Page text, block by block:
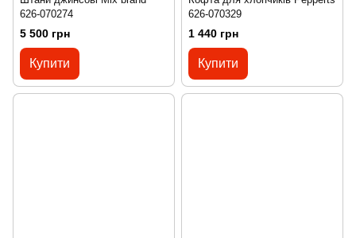
626-070274
5 500 грн
Купити
626-070329
1 440 грн
Купити